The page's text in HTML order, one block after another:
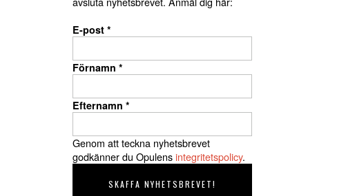
E-post *
Förnamn *
Efternamn *
Genom att teckna nyhetsbrevet
godkänner du Opulensintegritetspolicy.